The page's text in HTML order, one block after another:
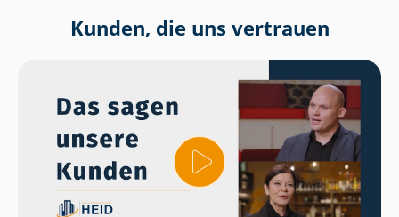
Kunden, die uns vertrauen